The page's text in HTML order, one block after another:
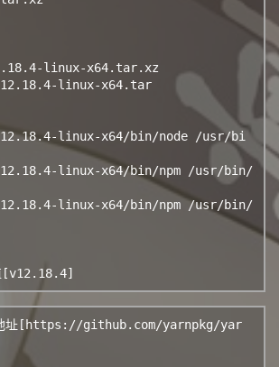
linux-x64.tar.xz
linux-x64.tar
linux-x64/bin/node /usr/bi
linux-x64/bin/npm /usr/bin/
linux-x64/bin/npm /usr/bin/
[v12.18.4]
址[https://github.com/yarnpkg/yar